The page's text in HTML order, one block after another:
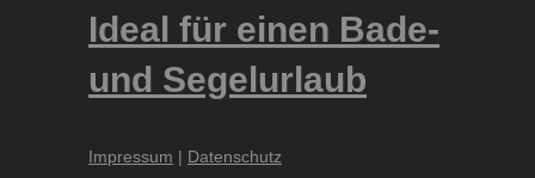
Ideal für einen Bade-
und Segelurlaub
Impressum | Datenschutz